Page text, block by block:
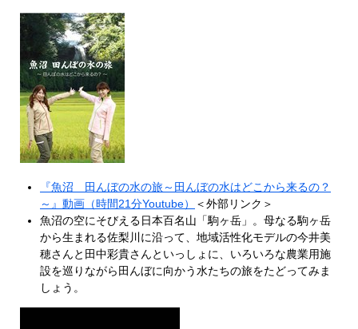
『魚沼 田んぼの水の旅～田んぼの水はどこから来るの？
～』動画（時間21分Youtube）
＜外部リンク＞
魚沼の空にそびえる日本百名山「駒ヶ岳」。母なる駒ヶ岳
から生まれる佐梨川に沿って、地域活性化モデルの今井美
穂さんと田中彩貴さんといっしょに、いろいろな農業用施
設を巡りながら田んぼに向かう水たちの旅をたどってみま
しょう。